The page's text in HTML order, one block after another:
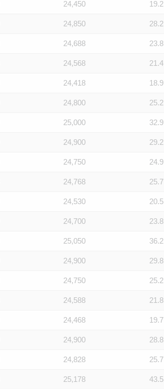
24,450 19.2
24,850 28.2
24,688 23.8
24,568 21.4
24,418 18.9
24,800 25.2
25,000 32.9
24,900 29.2
24,750 24.9
24,768 25.7
24,530 20.5
24,700 23.8
25,050 36.2
24,900 29.8
24,750 25.2
24,588 21.8
24,468 19.7
24,900 28.8
24,828 25.7
25,178 43.5